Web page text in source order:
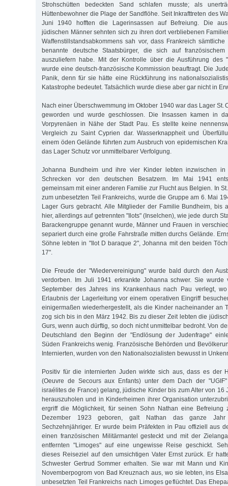
Strohschütten bedeckten Sand schlafen musste; als
Hüttenbewohner die Plage der Sandflöhe. Seit Inkrafttreten des
Juni 1940 hofften die Lagerinsassen auf Befreiung. Die
jüdischen Männer sehnten sich zu ihren dort verbliebenen
Waffenstillstandsabkommens sah vor, dass Frankreich
benannte deutsche Staatsbürger, die sich auf französischem
auszuliefern habe. Mit der Kontrolle über die Ausführung des
wurde eine deutsch-französische Kommission beauftragt. Die
Panik, denn für sie hätte eine Rückführung ins
Katastrophe bedeutet. Tatsächlich wurde diese aber gar nicht in
Nach einer Überschwemmung im Oktober 1940 war das Lager St.
geworden und wurde geschlossen. Die Insassen kamen in
Vorpyrenäen in Nähe der Stadt Pau. Es stellte keine
Vergleich zu Saint Cyprien dar. Wasserknappheit und
einem öden Gelände führten zum Ausbruch von epidemischen
das Lager Schutz vor unmittelbarer Verfolgung.
Johanna Bundheim und ihre vier Kinder lebten inzwischen
Schrecken vor den deutschen Besatzern. Im Mai 1941
gemeinsam mit einer anderen Familie zur Flucht aus Belgien. In
zum unbesetzten Teil Frankreichs, wurde die Gruppe am 6. Mai
Lager Gurs gebracht. Alle Mitglieder der Familie Bundheim, bis
hier, allerdings auf getrennten "Ilots" (Inselchen), wie jede durch
Barackengruppe genannt wurde, Männer und Frauen in
separiert durch eine große Fahrstraße mitten durchs Gelände.
Söhne lebten in "Ilot D baraque 2", Johanna mit den beiden
17".
Die Freude der "Wiedervereinigung" wurde bald durch den
verdorben. Im Juli 1941 erkrankte Johanna schwer. Sie wurde
September des Jahres ins Krankenhaus nach Pau verlegt,
Erlaubnis der Lagerleitung vor einem operativen Eingriff
einigermaßen wiederhergestellt, als die Kinder nacheinander an
zog sich bis in den März 1942. Bis zu dieser Zeit lebten die
Gurs, wenn auch dürftig, so doch nicht unmittelbar bedroht. Von
Deutschland den Beginn der "Endlösung der Judenfrage"
Süden Frankreichs wenig. Französische Behörden und
Internierten, wurden von den Nationalsozialisten bewusst in
Positiv für die internierten Juden wirkte sich aus, dass es der
(Oeuvre de Secours aux Enfants) unter dem Dach der
israélites de France) gelang, jüdische Kinder bis zum Alter von 16
herauszuholen und in Kinderheimen ihrer Organisation
ergriff die Möglichkeit, für seinen Sohn Nathan eine Befreiung
Dezember 1923 geboren, galt Nathan das ganze
Sechzehnjähriger. Er wurde beim Präfekten in Pau offiziell aus
einen französischen Militärmantel gesteckt und mit der
entfernten "Limoges" auf eine ungewisse Reise geschickt.
dieses Reiseziel auf den umsichtigen Vater Ernst zurück. Er
Schwester Gertrud Sommer erhalten. Sie war mit Mann und
Novemberpogrom von Bad Kreuznach aus, wo sie lebten, ins
unbesetzten Teil Frankreichs nach Limoges geflüchtet. Das